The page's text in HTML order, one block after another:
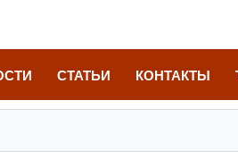
СТАТЬИ КОНТАКТЫ